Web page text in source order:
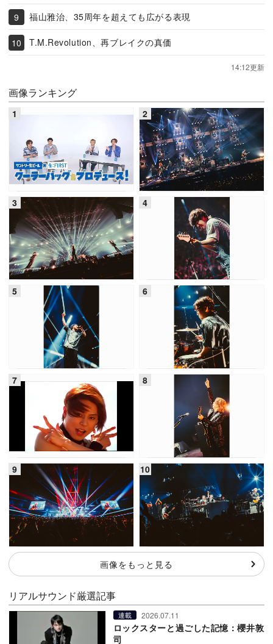
福山雅治、35周年を超えても広がる表現
T.M.Revolution、再ブレイクの真価
14:12更新
画像ランキング
画像をもっと見る
リアルサウンド厳選記事
連載 2026.07.11
ロックスターと過ごした記憶：櫻井敦
司